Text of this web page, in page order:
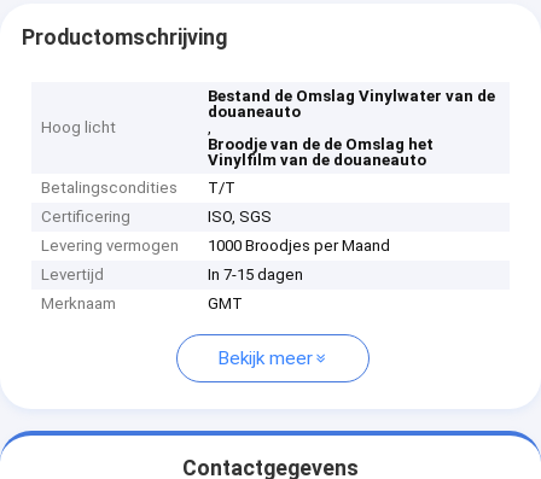
Productomschrijving
Hoog licht
Bestand de Omslag Vinylwater van de
douaneauto
,
Broodje van de de Omslag het
Vinylfilm van de douaneauto
Betalingscondities
T/T
Certificering
ISO, SGS
Levering vermogen
1000 Broodjes per Maand
Levertijd
In 7-15 dagen
Merknaam
GMT
Bekijk meer
Contactgegevens